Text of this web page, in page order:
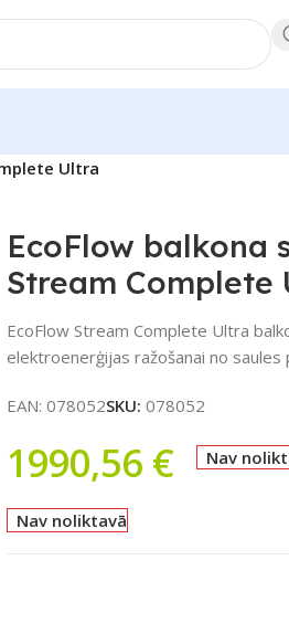
Ultra
EcoFlow balkona
Stream Complete
EcoFlow Stream Complete Ultra
elektroenerģijas ražošanai no saules
EAN: 078052SKU: 078052
1990,56 € Nav
Nav noliktavā